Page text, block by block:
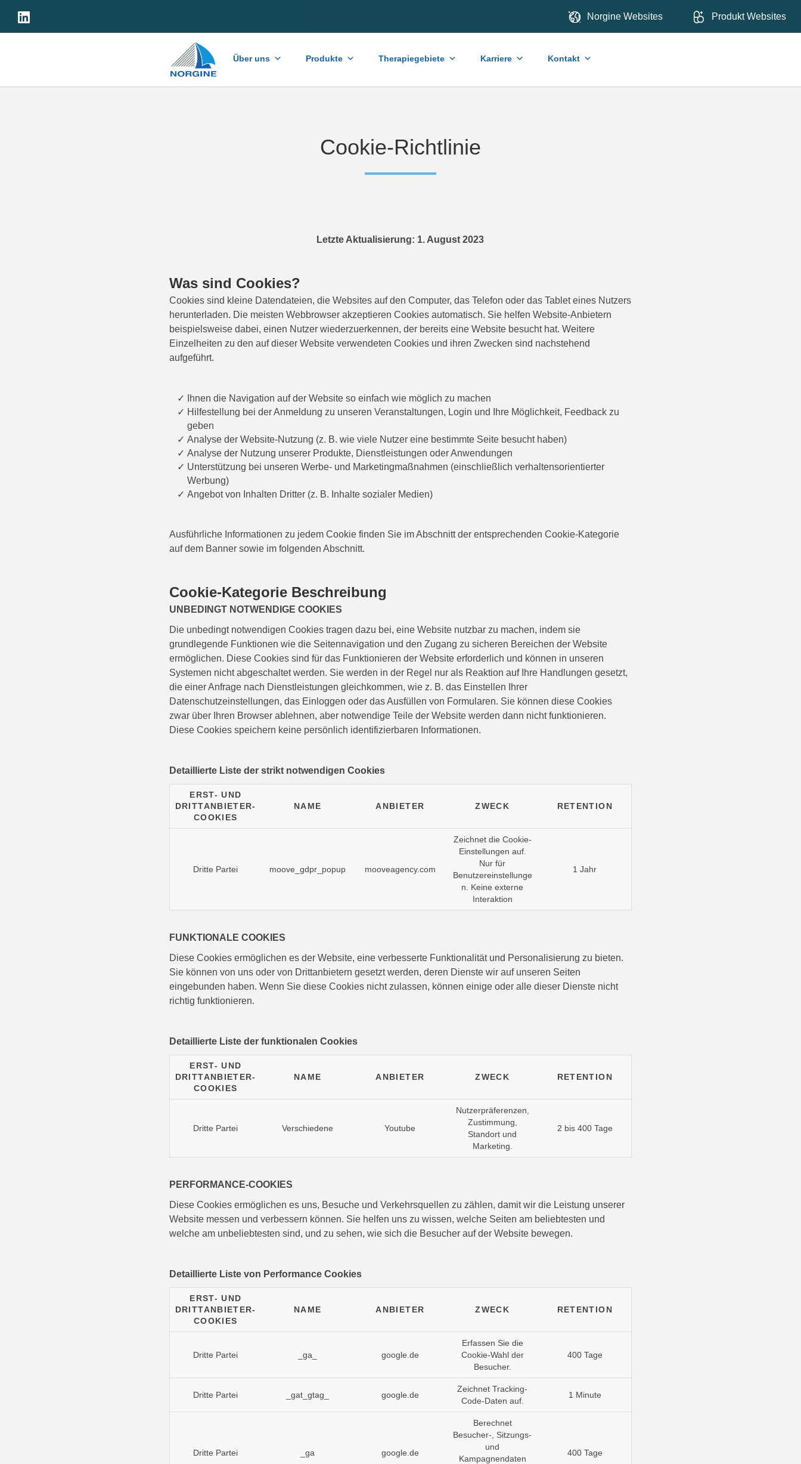
Norgine Websites Produkt Websites
Zuhau
se
Über uns Produkte Therapiegebiete Karriere Kontakt
Cookie-Richtlinie
Letzte Aktualisierung: 1. August 2023
Was sind Cookies?
Cookies sind kleine Datendateien, die Websites auf den Computer, das Telefon oder das Tablet eines Nutzers
herunterladen. Die meisten Webbrowser akzeptieren Cookies automatisch. Sie helfen Website-Anbietern
beispielsweise dabei, einen Nutzer wiederzuerkennen, der bereits eine Website besucht hat. Weitere
Einzelheiten zu den auf dieser Website verwendeten Cookies und ihren Zwecken sind nachstehend
aufgeführt.
Ihnen die Navigation auf der Website so einfach wie möglich zu machen
Hilfestellung bei der Anmeldung zu unseren Veranstaltungen, Login und Ihre Möglichkeit, Feedback zu
geben
Analyse der Website-Nutzung (z. B. wie viele Nutzer eine bestimmte Seite besucht haben)
Analyse der Nutzung unserer Produkte, Dienstleistungen oder Anwendungen
Unterstützung bei unseren Werbe- und Marketingmaßnahmen (einschließlich verhaltensorientierter
Werbung)
Angebot von Inhalten Dritter (z. B. Inhalte sozialer Medien)
Ausführliche Informationen zu jedem Cookie finden Sie im Abschnitt der entsprechenden Cookie-Kategorie
auf dem Banner sowie im folgenden Abschnitt.
Cookie-Kategorie Beschreibung
UNBEDINGT NOTWENDIGE COOKIES
Die unbedingt notwendigen Cookies tragen dazu bei, eine Website nutzbar zu machen, indem sie
grundlegende Funktionen wie die Seitennavigation und den Zugang zu sicheren Bereichen der Website
ermöglichen. Diese Cookies sind für das Funktionieren der Website erforderlich und können in unseren
Systemen nicht abgeschaltet werden. Sie werden in der Regel nur als Reaktion auf Ihre Handlungen gesetzt,
die einer Anfrage nach Dienstleistungen gleichkommen, wie z. B. das Einstellen Ihrer
Datenschutzeinstellungen, das Einloggen oder das Ausfüllen von Formularen. Sie können diese Cookies
zwar über Ihren Browser ablehnen, aber notwendige Teile der Website werden dann nicht funktionieren.
Diese Cookies speichern keine persönlich identifizierbaren Informationen.
Detaillierte Liste der strikt notwendigen Cookies
ERST- UND
DRITTANBIETER-
COOKIES
NAME ANBIETER ZWECK RETENTION
Dritte Partei moove_gdpr_popup mooveagency.com
Zeichnet die Cookie-
Einstellungen auf.
Nur für
Benutzereinstellunge
n. Keine externe
Interaktion
1 Jahr
FUNKTIONALE COOKIES
Diese Cookies ermöglichen es der Website, eine verbesserte Funktionalität und Personalisierung zu bieten.
Sie können von uns oder von Drittanbietern gesetzt werden, deren Dienste wir auf unseren Seiten
eingebunden haben. Wenn Sie diese Cookies nicht zulassen, können einige oder alle dieser Dienste nicht
richtig funktionieren.
Detaillierte Liste der funktionalen Cookies
ERST- UND
DRITTANBIETER-
COOKIES
NAME ANBIETER ZWECK RETENTION
Dritte Partei Verschiedene Youtube
Nutzerpräferenzen,
Zustimmung,
Standort und
Marketing.
2 bis 400 Tage
PERFORMANCE-COOKIES
Diese Cookies ermöglichen es uns, Besuche und Verkehrsquellen zu zählen, damit wir die Leistung unserer
Website messen und verbessern können. Sie helfen uns zu wissen, welche Seiten am beliebtesten und
welche am unbeliebtesten sind, und zu sehen, wie sich die Besucher auf der Website bewegen.
Detaillierte Liste von Performance Cookies
ERST- UND
DRITTANBIETER-
COOKIES
NAME ANBIETER ZWECK RETENTION
Dritte Partei _ga_ google.de
Erfassen Sie die
Cookie-Wahl der
Besucher.
400 Tage
Dritte Partei _gat_gtag_ google.de
Zeichnet Tracking-
Code-Daten auf.
1 Minute
Dritte Partei _ga google.de
Berechnet
Besucher-, Sitzungs-
und
Kampagnendaten
400 Tage